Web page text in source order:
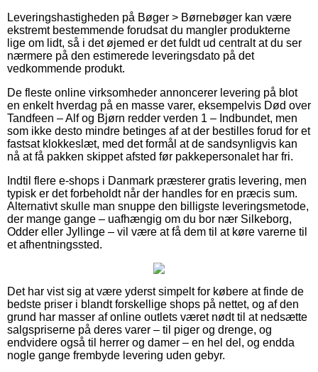
Leveringshastigheden på Bøger > Børnebøger kan være
ekstremt bestemmende forudsat du mangler produkterne
lige om lidt, så i det øjemed er det fuldt ud centralt at du ser
nærmere på den estimerede leveringsdato på det
vedkommende produkt.
De fleste online virksomheder annoncerer levering på blot
en enkelt hverdag på en masse varer, eksempelvis Død over
Tandfeen – Alf og Bjørn redder verden 1 – Indbundet, men
som ikke desto mindre betinges af at der bestilles forud for et
fastsat klokkeslæt, med det formål at de sandsynligvis kan
nå at få pakken skippet afsted før pakkepersonalet har fri.
Indtil flere e-shops i Danmark præsterer gratis levering, men
typisk er det forbeholdt når der handles for en præcis sum.
Alternativt skulle man snuppe den billigste leveringsmetode,
der mange gange – uafhængig om du bor nær Silkeborg,
Odder eller Jyllinge – vil være at få dem til at køre varerne til
et afhentningssted.
Det har vist sig at være yderst simpelt for købere at finde de
bedste priser i blandt forskellige shops på nettet, og af den
grund har masser af online outlets været nødt til at nedsætte
salgspriserne på deres varer – til piger og drenge, og
endvidere også til herrer og damer – en hel del, og endda
nogle gange frembyde levering uden gebyr.